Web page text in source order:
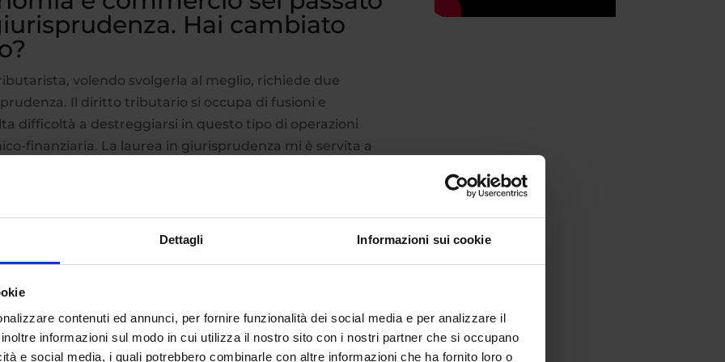
Dettagli Informazioni sui cookie
contenuti ed annunci, per fornire funzionalità dei social media e per analizzare il
informazioni sul modo in cui utilizza il nostro sito con i nostri partner che si occupano
e social media, i quali potrebbero combinarle con altre informazioni che ha fornito loro o
Hai cambiato
volendo svolgerla al meglio, richiede due
Il diritto tributario si occupa di fusioni e
difficoltà a destreggiarsi in questo tipo di operazioni
finanziaria. La laurea in giurisprudenza mi è servita a
ecco».
di eCampus all’altezza
Processuale penale, diritto privato comparato e filosofia
di più. Sia chiaro: non è stato tutto rose e fiori, tant’è
è stato invece riconosciuto presso altri atenei. Vige il
telematica; bene, sfatiamolo pure. Non è